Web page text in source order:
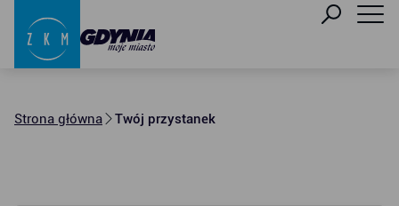
Strona główna Twój przystanek